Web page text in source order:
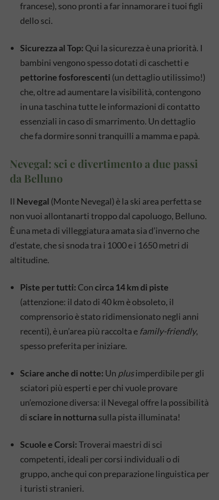
francese), sono pronti a far innamorare i tuoi figli
dello sci.
Sicurezza al Top: Qui la sicurezza è una priorità. I
bambini vengono spesso dotati di caschetti e
pettorine fosforescenti (un dettaglio utilissimo!)
che, oltre ad aumentare la visibilità, contengono
in una taschina tutte le informazioni di contatto
essenziali in caso di smarrimento. Un dettaglio
che fa dormire sonni tranquilli a mamma e papà.
Nevegal: sci e divertimento a due passi
da Belluno
Il Nevegal (Monte Nevegal) è la ski area perfetta se
non vuoi allontanarti troppo dal capoluogo, Belluno.
È una meta di villeggiatura amata sia d’inverno che
d’estate, che si snoda tra i 1000 e i 1650 metri di
altitudine.
Piste per tutti: Concirca 14 km di piste
(attenzione: il dato di 40 km è obsoleto, il
comprensorio è stato ridimensionato negli anni
recenti), è un’area più raccolta e family-friendly,
spesso preferita per iniziare.
Sciare anche di notte: Un plusimperdibile per gli
sciatori più esperti e per chi vuole provare
un’emozione diversa: il Nevegal offre la possibilità
di sciare in notturnasulla pista illuminata!
Scuole e Corsi:Troverai maestri di sci
competenti, ideali per corsi individuali o di
gruppo, anche qui con preparazione linguistica per
i turisti stranieri.